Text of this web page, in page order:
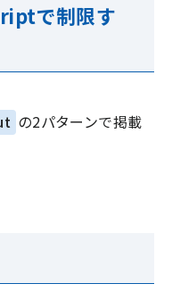
で制限す
の2パターンで掲載